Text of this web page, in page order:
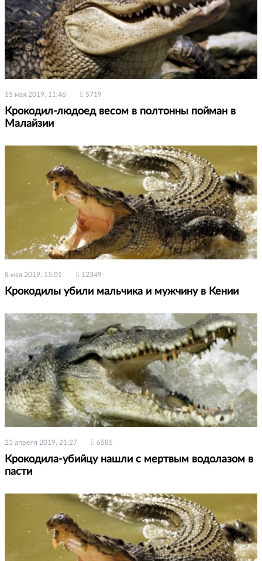
15 мая 2019, 11:46 5719
Крокодил-людоед весом в полтонны пойман в
Малайзии
8 мая 2019, 15:01 12349
Крокодилы убили мальчика и мужчину в Кении
23 апреля 2019, 21:27 6585
Крокодила-убийцу нашли с мертвым водолазом в
пасти